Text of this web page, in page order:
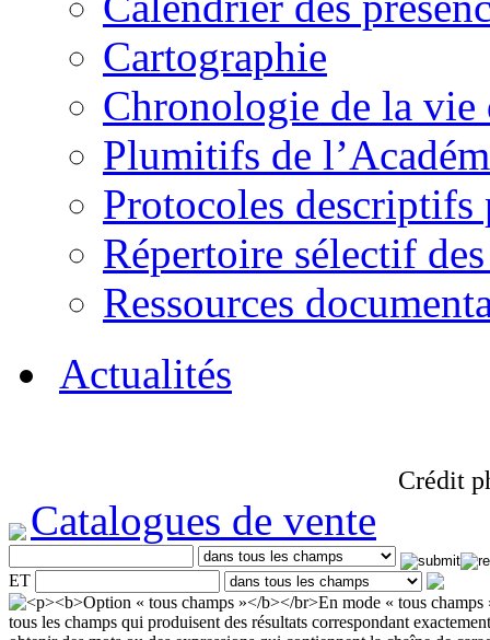
Cartographie
Chronologie de la vie
Plumitifs de
Protocoles descriptifs
Répertoire sélectif
Ressources
Actualités
Crédit
Catalogues de vente
ET